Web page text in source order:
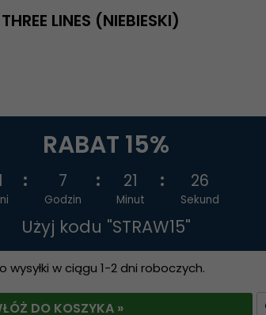
LINES (NIEBIESKI)
RABAT 15%
7
Godzin
21
Minut
25
Sekund
Użyj kodu "STRAW15"
w ciągu 1-2 dni roboczych.
DO KOSZYKA »